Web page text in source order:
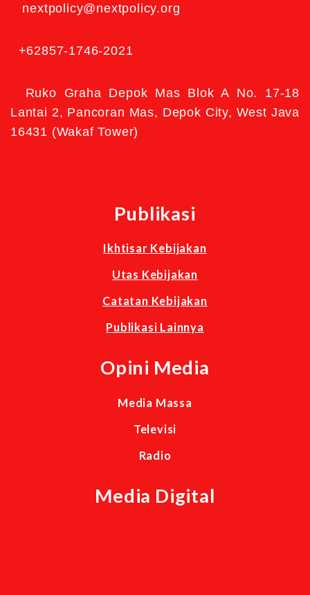
nextpolicy@nextpolicy.org
+62857-1746-2021
Ruko Graha Depok Mas Blok A No. 17-18
Lantai 2, Pancoran Mas, Depok City, West Java
16431 (Wakaf Tower)
Publikasi
Ikhtisar Kebijakan
Utas Kebijakan
Catatan Kebijakan
Publikasi Lainnya
Opini Media
Media Massa
Televisi
Radio
Media Digital